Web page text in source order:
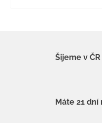
Šijeme v ČR
Máte 21